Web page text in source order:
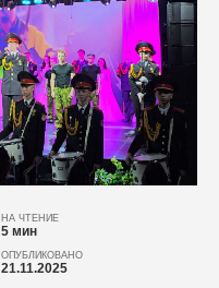
НА ЧТЕНИЕ
5 мин
ОПУБЛИКОВАНО
21.11.2025